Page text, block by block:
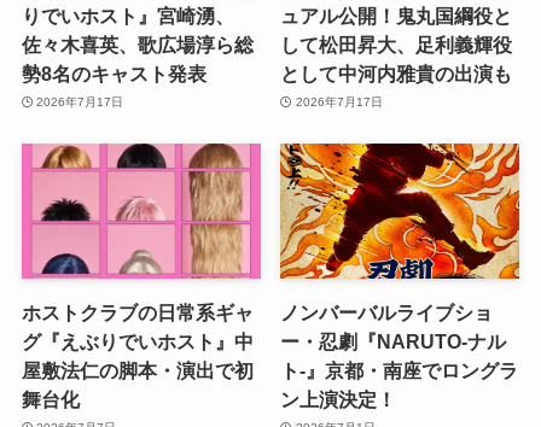
りでいホスト』宮崎湧、
佐々木喜英、歌広場淳ら総
勢8名のキャスト発表
2026年7月17日
ュアル公開！鬼丸国綱役と
して松田昇大、足利義輝役
として中河内雅貴の出演も
2026年7月17日
ホストクラブの日常系ギャ
グ『えぶりでいホスト』中
屋敷法仁の脚本・演出で初
舞台化
ノンバーバルライブショ
ー・忍劇『NARUTO-ナル
ト-』京都・南座でロングラ
ン上演決定！